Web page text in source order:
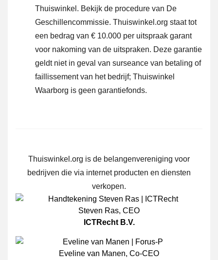
Thuiswinkel. Bekijk de procedure van De
Geschillencommissie. Thuiswinkel.org staat tot
een bedrag van € 10.000 per uitspraak garant
voor nakoming van de uitspraken. Deze garantie
geldt niet in geval van surseance van betaling of
faillissement van het bedrijf; Thuiswinkel
Waarborg is geen garantiefonds.
Thuiswinkel.org is de belangenvereniging voor
bedrijven die via internet producten en diensten
verkopen.
Steven Ras, CEO
ICTRecht B.V.
Eveline van Manen, Co-CEO